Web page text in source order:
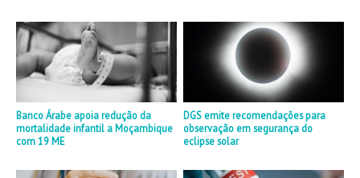
Banco Árabe apoia redução da
mortalidade infantil a Moçambique
com 19 ME
DGS emite recomendações para
observação em segurança do
eclipse solar